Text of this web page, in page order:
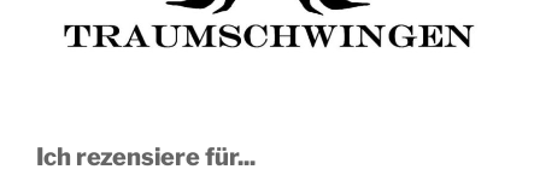
Ich rezensiere für...